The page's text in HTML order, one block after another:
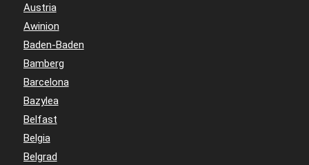
Austria
Awinion
Baden-Baden
Bamberg
Barcelona
Bazylea
Belfast
Belgia
Belgrad